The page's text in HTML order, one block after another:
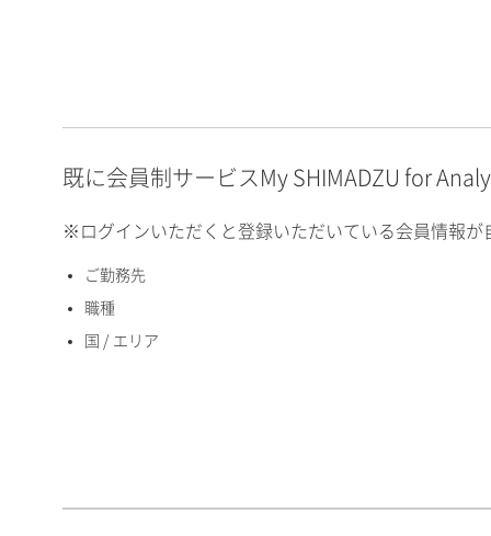
英数）
国 / エリア
既に会員制サービスMy SHIMADZU for
※ログインいただくと登録いただいている会員情報
ご勤務先
職種
国 / エリア